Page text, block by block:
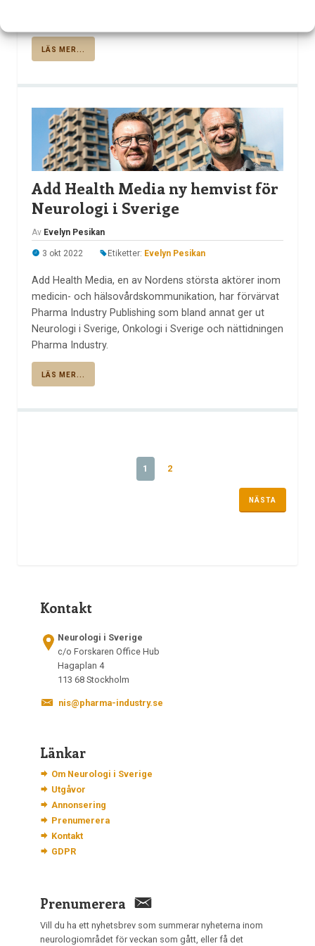
LÄS MER...
Add Health Media ny hemvist för
Neurologi i Sverige
Av Evelyn Pesikan
3 okt 2022 Etiketter: Evelyn Pesikan
Add Health Media, en av Nordens största aktörer inom
medicin- och hälsovårdskommunikation, har förvärvat
Pharma Industry Publishing som bland annat ger ut
Neurologi i Sverige, Onkologi i Sverige och nättidningen
Pharma Industry.
LÄS MER...
1 2
NÄSTA
Kontakt
Neurologi i Sverige
c/o Forskaren Office Hub
Hagaplan 4
113 68 Stockholm
nis@pharma-industry.se
Länkar
Om Neurologi i Sverige
Utgåvor
Annonsering
Prenumerera
Kontakt
GDPR
Prenumerera
Vill du ha ett nyhetsbrev som summerar nyheterna inom
neurologiområdet för veckan som gått, eller få det